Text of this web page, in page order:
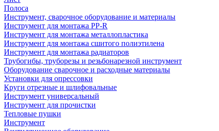
Полоса
Инструмент, сварочное оборудование и материалы
Инструмент для монтажа PP-R
Инструмент для монтажа металлопластика
Инструмент для монтажа сшитого полиэтилена
Инструмент для монтажа радиаторов
Трубогибы, труборезы и резьбонарезной инструмент
Оборудование сварочное и расходные материалы
Установки для опрессовки
Круги отрезные и шлифовальные
Инструмент универсальный
Инструмент для прочистки
Тепловые пушки
Инструмент